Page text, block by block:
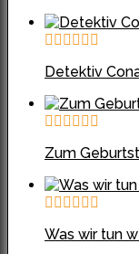
Detektiv
Zum
Was wir tun